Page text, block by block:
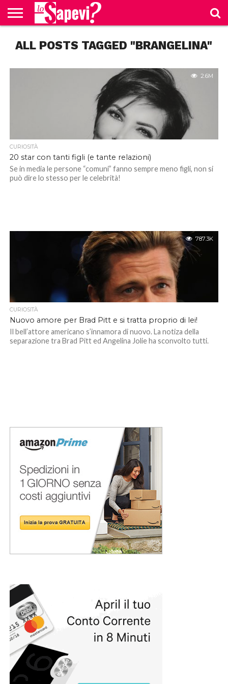
BENESSERE
GOSSIP
PRODOTTI
AMAZON
NEWS
CASA E
CUCINA
ALL POSTS TAGGED "BRANGELINA"
2.6M
CURIOSITÀ
20 star con tanti figli (e tante relazioni)
Se in media le persone “comuni” fanno sempre meno figli, non si
può dire lo stesso per le celebrità!
787.3K
CURIOSITÀ
Nuovo amore per Brad Pitt e si tratta proprio di lei!
Il bell’attore americano s’innamora di nuovo. La notiza della
separazione tra Brad Pitt ed Angelina Jolie ha sconvolto tutti.